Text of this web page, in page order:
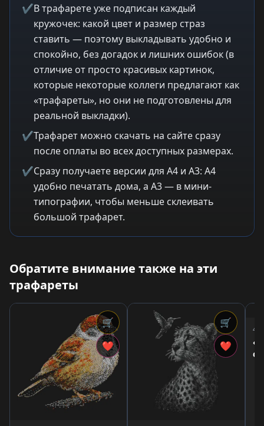
✔В трафарете уже подписан каждый
кружочек: какой цвет и размер страз
ставить — поэтому выкладывать удобно и
спокойно, без догадок и лишних ошибок (в
отличие от просто красивых картинок,
которые некоторые коллеги предлагают как
«трафареты», но они не подготовлены для
реальной выкладки).
✔Трафарет можно скачать на сайте сразу
после оплаты во всех доступных размерах.
✔Сразу получаете версии для A4 и A3: A4
удобно печатать дома, а A3 — в мини-
типографии, чтобы меньше склеивать
большой трафарет.
Обратите внимание также на эти
трафареты
🛒
❤
🛒
❤